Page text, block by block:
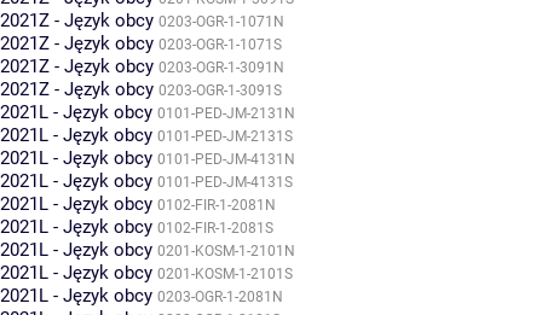
2021Z - Język obcy 0203-OGR-1-1071N
2021Z - Język obcy 0203-OGR-1-1071S
2021Z - Język obcy 0203-OGR-1-3091N
2021Z - Język obcy 0203-OGR-1-3091S
2021L - Język obcy 0101-PED-JM-2131N
2021L - Język obcy 0101-PED-JM-2131S
2021L - Język obcy 0101-PED-JM-4131N
2021L - Język obcy 0101-PED-JM-4131S
2021L - Język obcy 0102-FIR-1-2081N
2021L - Język obcy 0102-FIR-1-2081S
2021L - Język obcy 0201-KOSM-1-2101N
2021L - Język obcy 0201-KOSM-1-2101S
2021L - Język obcy 0203-OGR-1-2081N